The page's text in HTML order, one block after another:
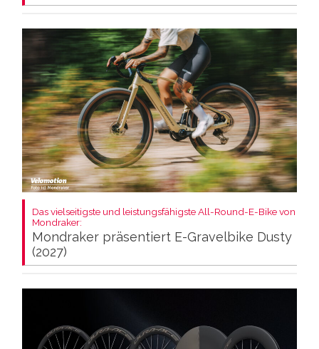
Das vielseitigste und leistungsfähigste All-Round-E-Bike von
Mondraker:
Mondraker präsentiert E-Gravelbike Dusty
(2027)